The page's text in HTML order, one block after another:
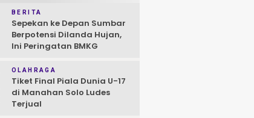
BERITA
Sepekan ke Depan Sumbar
Berpotensi Dilanda Hujan,
Ini Peringatan BMKG
OLAHRAGA
Tiket Final Piala Dunia U-17
di Manahan Solo Ludes
Terjual